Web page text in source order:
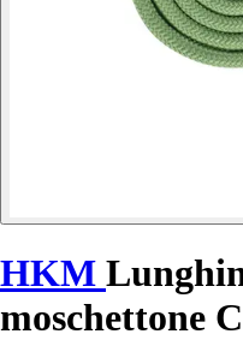
HKM
moschettone